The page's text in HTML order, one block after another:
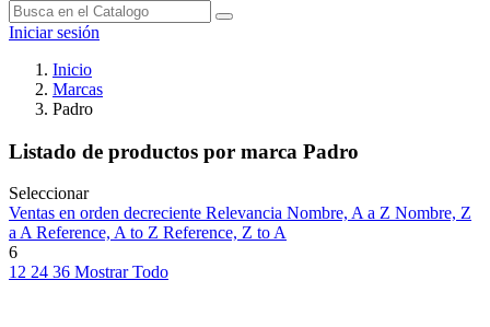
Iniciar sesión
Inicio
Marcas
Padro
Listado de productos por marca Padro
Seleccionar
Ventas en orden decreciente Relevancia Nombre, A a Z Nombre, Z
a AReference, A to Z Reference, Z to A
6
12 24 36 Mostrar Todo